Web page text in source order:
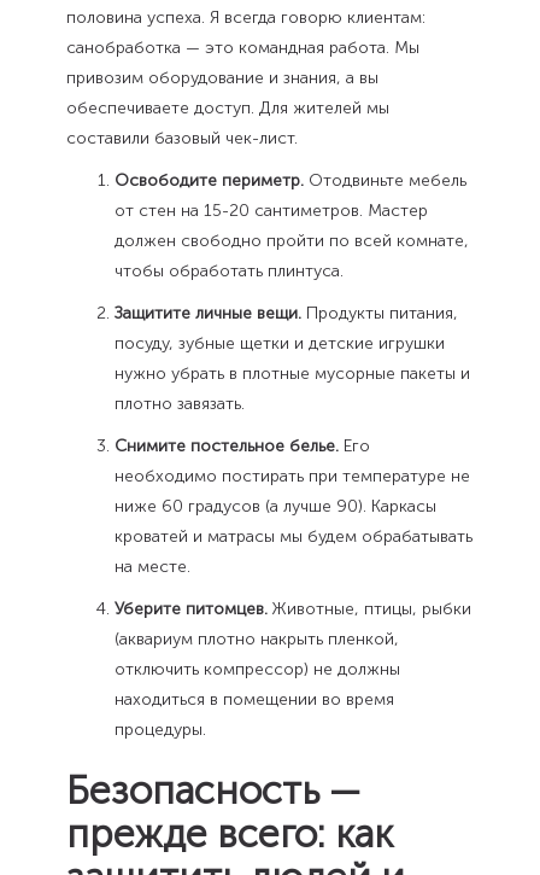
половина успеха. Я всегда говорю клиентам:
санобработка — это командная работа. Мы
привозим оборудование и знания, а вы
обеспечиваете доступ. Для жителей мы
составили базовый чек-лист.
Освободите периметр.Отодвиньте мебель
от стен на 15-20 сантиметров. Мастер
должен свободно пройти по всей комнате,
чтобы обработать плинтуса.
Защитите личные вещи.Продукты питания,
посуду, зубные щетки и детские игрушки
нужно убрать в плотные мусорные пакеты и
плотно завязать.
Снимите постельное белье.Его
необходимо постирать при температуре не
ниже 60 градусов (а лучше 90). Каркасы
кроватей и матрасы мы будем обрабатывать
на месте.
Уберите питомцев.Животные, птицы, рыбки
(аквариум плотно накрыть пленкой,
отключить компрессор) не должны
находиться в помещении во время
процедуры.
Безопасность —
прежде всего: как